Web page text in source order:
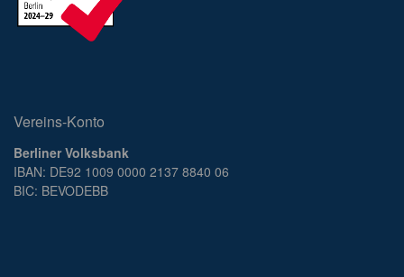
Vereins-Konto
Berliner Volksbank
IBAN: DE92 1009 0000 2137 8840 06
BIC: BEVODEBB